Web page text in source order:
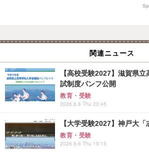
関連ニュース
【高校受験2027】滋賀県
試制度パンフ公開
教育・受験
2026.8.6 Thu 20:45
【大学受験2027】神戸大
教育・受験
2026.8.6 Thu 19:15